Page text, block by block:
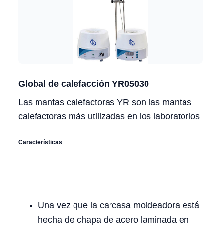
Global de calefacción YR05030
Las mantas calefactoras YR son las mantas
calefactoras más utilizadas en los laboratorios
Características
Una vez que la carcasa moldeadora está
hecha de chapa de acero laminada en